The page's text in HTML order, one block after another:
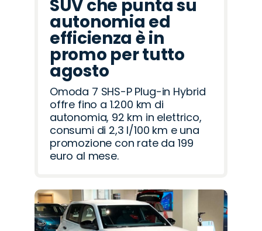
SUV che punta su
autonomia ed
efficienza è in
promo per tutto
agosto
Omoda 7 SHS-P Plug-in Hybrid
offre fino a 1.200 km di
autonomia, 92 km in elettrico,
consumi di 2,3 l/100 km e una
promozione con rate da 199
euro al mese.